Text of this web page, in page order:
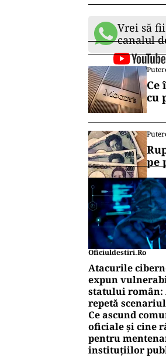
Vrei să
canalul
Ce
cu
pe
Oficiuldestiri.ro
Atacurile
expun
statului român:
repetă scenariul
Ce ascund
oficiale și cine
pentru
instituțiilor